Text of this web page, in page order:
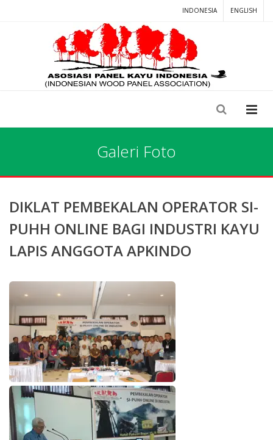
INDONESIA ENGLISH
Galeri Foto
DIKLAT PEMBEKALAN OPERATOR SI-
PUHH ONLINE BAGI INDUSTRI KAYU
LAPIS ANGGOTA APKINDO